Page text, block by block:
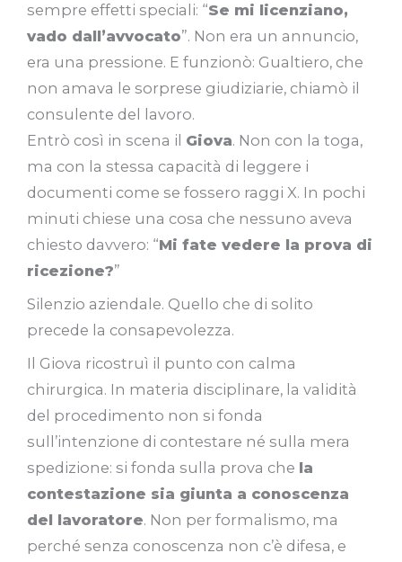
sempre effetti speciali: “Se mi licenziano,
vado dall’avvocato”. Non era un annuncio,
era una pressione. E funzionò: Gualtiero, che
non amava le sorprese giudiziarie, chiamò il
consulente del lavoro.
Entrò così in scena il Giova. Non con la toga,
ma con la stessa capacità di leggere i
documenti come se fossero raggi X. In pochi
minuti chiese una cosa che nessuno aveva
chiesto davvero: “Mi fate vedere la prova di
ricezione?”
Silenzio aziendale. Quello che di solito
precede la consapevolezza.
Il Giova ricostruì il punto con calma
chirurgica. In materia disciplinare, la validità
del procedimento non si fonda
sull’intenzione di contestare né sulla mera
spedizione: si fonda sulla prova che la
contestazione sia giunta a conoscenza
del lavoratore. Non per formalismo, ma
perché senza conoscenza non c’è difesa, e